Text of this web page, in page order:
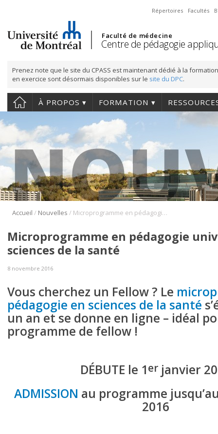
Répertoires Facultés
Faculté de médecine
Centre de pédagogie
Prenez note que le site du CPASS est maintenant dédié à la
en exercice sont désormais disponibles sur le site du DPC.
À PROPOS FORMATION
Accueil / Nouvelles / Microprogramme en pédagogie universitaire des sciences de la santé
Microprogramme en pédagogie
sciences de la santé
8 novembre 2016
Vous cherchez un Fellow ? Le
pédagogie en sciences de la santé
un an et se donne en ligne – idéal
programme de fellow !
DÉBUTE le 1er janvier
ADMISSION au programme
2016